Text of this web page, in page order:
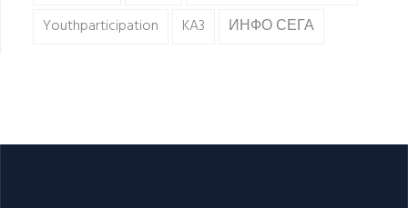
Youthparticipation
KA3 ИНФО СЕГА